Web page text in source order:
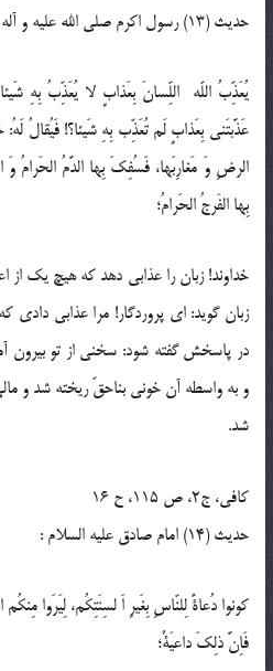
حدیث (13) رسول اكرم صلى الله عليه و آله :
يُعَذِّبُ اللّه اللِّسانَ بِعَذابٍ لا يُعَذِّبُ بِهِ
عَذَّبتَنى بِعَذابٍ لَم تُعَذِّب بِهِ شَيئا؟! فَيُقالُ
الرضِ وَ مَغارِبَها، فَسُفِكَ بِها الدَّمُ الحَرامُ وَ
بِها الفَرجُ الحَرامُ؛
خداوند! زبان را عذابى دهد كه هيچ يك از
زبان گويد: اى پروردگار! مرا عذابى دادى
در پاسخش گفته شود: سخنى از تو بيرون
و به واسطه آن خونى بناحقّ ريخته شد و
شد.
كافى، ج2، ص 115، ح 16
حدیث (14) امام صادق عليه السلام :
كونوا دُعاةً لِلنّاسِ بِغَيرِ اَ لسِنَتِكُم، لِيَرَوا
فَاِنَّ ذلِكَ داعيَةٌ؛